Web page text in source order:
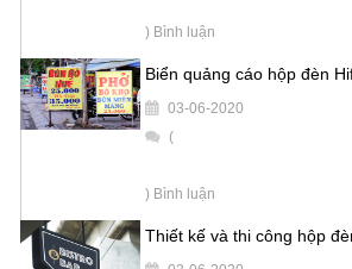
) Bình luận
Biển quảng cáo hộp đèn
03-06-2020
(
) Bình luận
Thiết kế và thi công hộp